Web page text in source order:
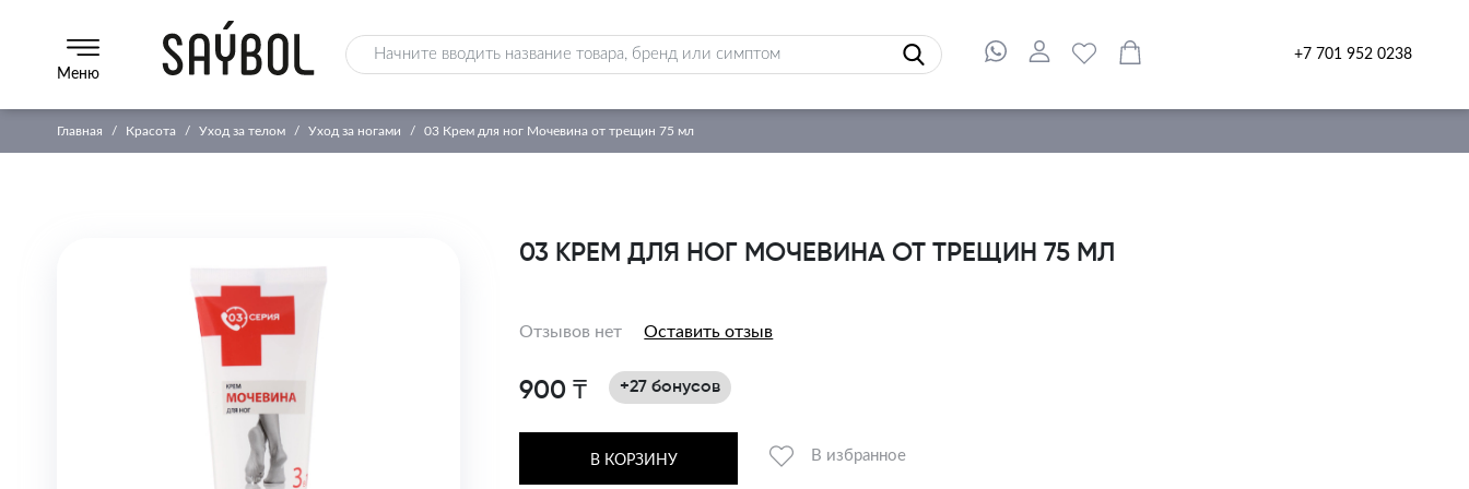
Меню
+7 701 952 0238
Главная Красота Уход за телом Уход за ногами 03 Крем для ног Мочевина от трещин 75 мл
03 КРЕМ ДЛЯ НОГ МОЧЕВИНА ОТ ТРЕЩИН 75 МЛ
Отзывов нет Оставить отзыв
900 ₸ +27 бонусов
В КОРЗИНУ В избранное